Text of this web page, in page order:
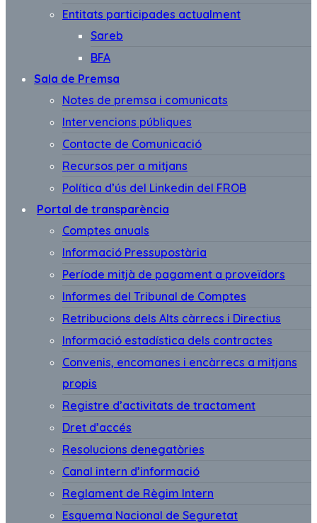
Entitats participades actualment
Sareb
BFA
Sala de Premsa
Notes de premsa i comunicats
Intervencions públiques
Contacte de Comunicació
Recursos per a mitjans
Política d’ús del Linkedin del FROB
Portal de transparència
Comptes anuals
Informació Pressupostària
Període mitjà de pagament a proveïdors
Informes del Tribunal de Comptes
Retribucions dels Alts càrrecs i Directius
Informació estadística dels contractes
Convenis, encomanes i encàrrecs a mitjans
propis
Registre d’activitats de tractament
Dret d’accés
Resolucions denegatòries
Canal intern d’informació
Reglament de Règim Intern
Esquema Nacional de Seguretat